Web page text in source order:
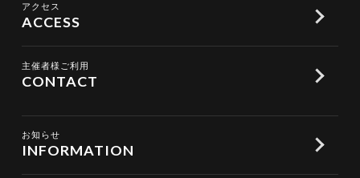
アクセス
ACCESS
主催者様ご利用
CONTACT
お知らせ
INFORMATION